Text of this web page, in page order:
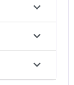


